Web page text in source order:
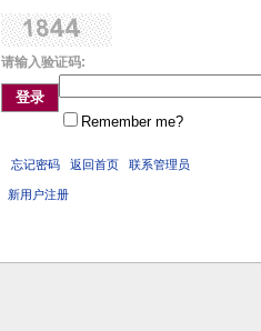
请输入验证码:
登录
Remember me?
忘记密码 返回首页 联系管理员
新用户注册